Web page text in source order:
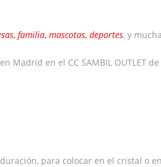
,familia,mascotas,deportes, y
en el CC SAMBIL OUTLET de
para colocar en el cristal o